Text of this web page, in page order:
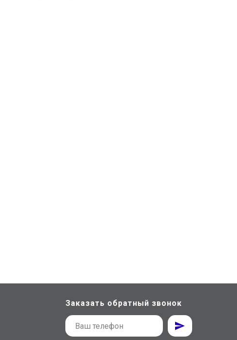
Заказать обратный звонок